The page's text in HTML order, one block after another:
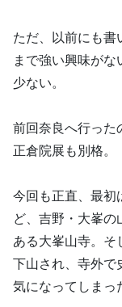
ただ、以前にも書
まで強い興味が
少ない。
前回奈良へ行った
正倉院展も別格。
今回も正直、最初
ど、吉野・大峯の
ある大峯山寺。そ
下山され、寺外で
気になってしまっ